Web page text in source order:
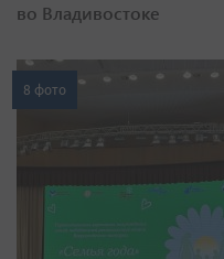
во Владивостоке
8 фото